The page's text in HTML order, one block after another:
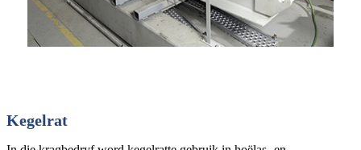
Kegelrat